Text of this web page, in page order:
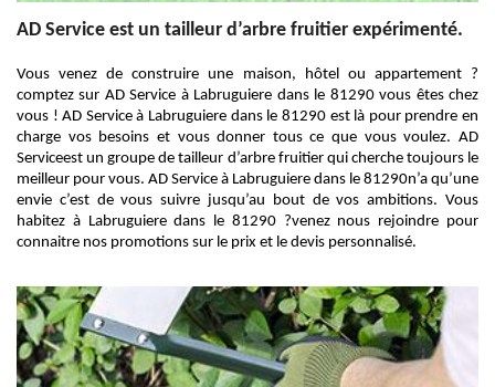
AD Service est un tailleur d’arbre fruitier expérimenté.
Vous venez de construire une maison, hôtel ou appartement ?
comptez sur AD Service à Labruguiere dans le 81290 vous êtes chez
vous ! AD Service à Labruguiere dans le 81290 est là pour prendre en
charge vos besoins et vous donner tous ce que vous voulez. AD
Serviceest un groupe de tailleur d’arbre fruitier qui cherche toujours le
meilleur pour vous. AD Service à Labruguiere dans le 81290n’a qu’une
envie c’est de vous suivre jusqu’au bout de vos ambitions. Vous
habitez à Labruguiere dans le 81290 ?venez nous rejoindre pour
connaitre nos promotions sur le prix et le devis personnalisé.